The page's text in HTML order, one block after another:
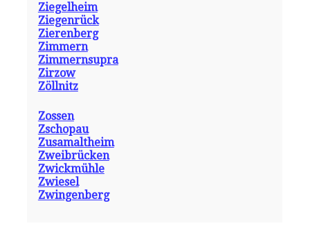
Ziegelheim
Ziegenrück
Zierenberg
Zimmern
Zimmernsupra
Zirzow
Zöllnitz
Zossen
Zschopau
Zusamaltheim
Zweibrücken
Zwickmühle
Zwiesel
Zwingenberg